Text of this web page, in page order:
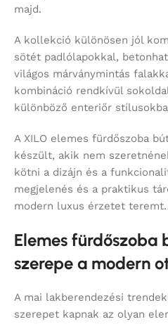
majd.
A kollekció különösen jól
sötét padlólapokkal,
világos márványmintás
kombináció rendkívül
különböző enteriőr
A XILO elemes fürdőszoba
készült, akik nem
kötni a dizájn és a
megjelenés és a praktikus
modern luxus érzetet teremt.
Elemes fürdőszoba
szerepe a modern
A mai lakberendezési
szerepet kapnak az olyan